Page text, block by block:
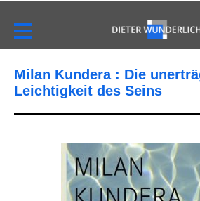
Milan Kundera : Die
Leichtigkeit des Seins